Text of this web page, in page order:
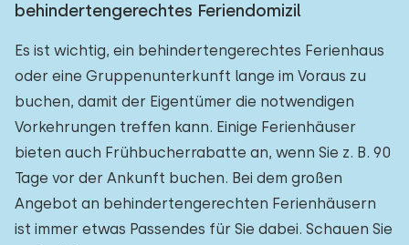
behindertengerechtes Feriendomizil
Es ist wichtig, ein behindertengerechtes Ferienhaus
oder eine Gruppenunterkunft lange im Voraus zu
buchen, damit der Eigentümer die notwendigen
Vorkehrungen treffen kann. Einige Ferienhäuser
bieten auch Frühbucherrabatte an, wenn Sie z. B. 90
Tage vor der Ankunft buchen. Bei dem großen
Angebot an behindertengerechten Ferienhäusern
ist immer etwas Passendes für Sie dabei. Schauen Sie